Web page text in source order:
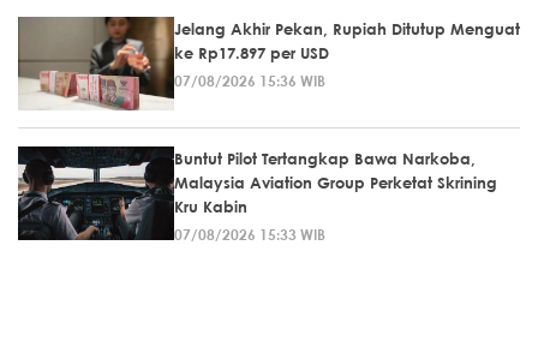
Jelang Akhir Pekan, Rupiah Ditutup Menguat
ke Rp17.897 per USD
07/08/2026 15:36 WIB
Buntut Pilot Tertangkap Bawa Narkoba,
Malaysia Aviation Group Perketat Skrining
Kru Kabin
07/08/2026 15:33 WIB